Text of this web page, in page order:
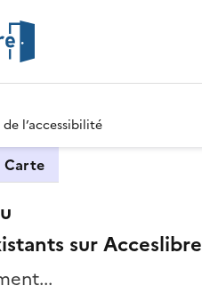
l’accessibilité
Carte
sur Acceslibre